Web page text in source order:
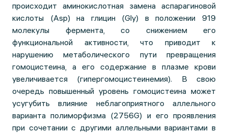
происходит аминокислотная замена аспарагиновой
кислоты (Asp) на глицин (Gly) в положении 919
молекулы фермента, со снижением его
функциональной активности, что приводит к
нарушению метаболического пути превращения
гомоцистеина, а его содержание в плазме крови
увеличивается (гипергомоцистеинемия). В свою
очередь повышенный уровень гомоцистеина может
усугубить влияние неблагоприятного аллельного
варианта полиморфизма (2756G) и его проявления
при сочетании с другими аллельными вариантами в